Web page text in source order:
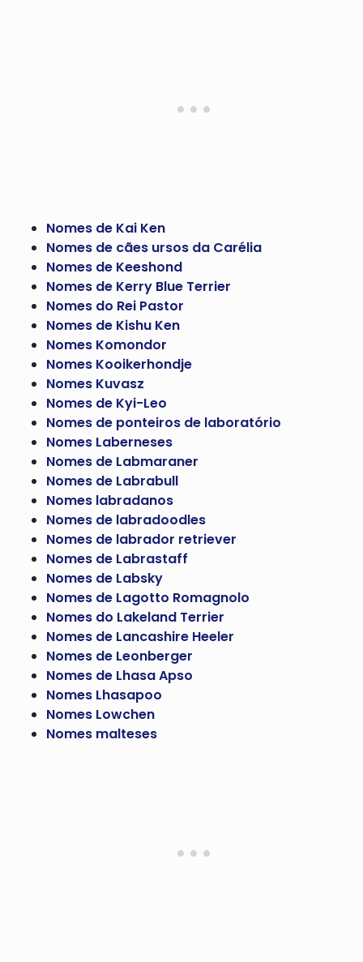
Nomes de Kai Ken
Nomes de cães ursos da Carélia
Nomes de Keeshond
Nomes de Kerry Blue Terrier
Nomes do Rei Pastor
Nomes de Kishu Ken
Nomes Komondor
Nomes Kooikerhondje
Nomes Kuvasz
Nomes de Kyi-Leo
Nomes de ponteiros de laboratório
Nomes Laberneses
Nomes de Labmaraner
Nomes de Labrabull
Nomes labradanos
Nomes de labradoodles
Nomes de labrador retriever
Nomes de Labrastaff
Nomes de Labsky
Nomes de Lagotto Romagnolo
Nomes do Lakeland Terrier
Nomes de Lancashire Heeler
Nomes de Leonberger
Nomes de Lhasa Apso
Nomes Lhasapoo
Nomes Lowchen
Nomes malteses